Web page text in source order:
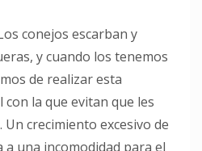
conejos escarban y
y cuando los tenemos
de realizar esta
la que evitan que les
Un crecimiento excesivo de
a una incomodidad para el